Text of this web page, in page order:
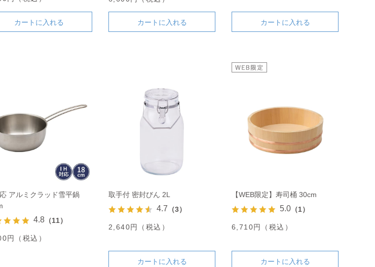
カートに入れる カートに入れる カートに入れる
アルミクラッド雪平鍋
4.8 （11）
円（税込）
取手付 密封びん 2L
4.7 （3）
2,640円（税込）
カートに入れる
【WEB限定】寿司桶 30cm
5.0 （1）
6,710円（税込）
カートに入れる